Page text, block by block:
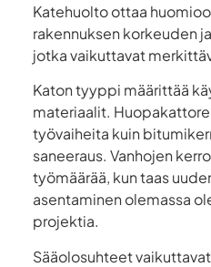
Katehuolto ottaa
rakennuksen korkeuden
jotka vaikuttavat
Katon tyyppi määrittää
materiaalit.
työvaiheita kuin
saneeraus. Vanhojen
työmäärää, kun taas
asentaminen olemassa
projektia.
Sääolosuhteet